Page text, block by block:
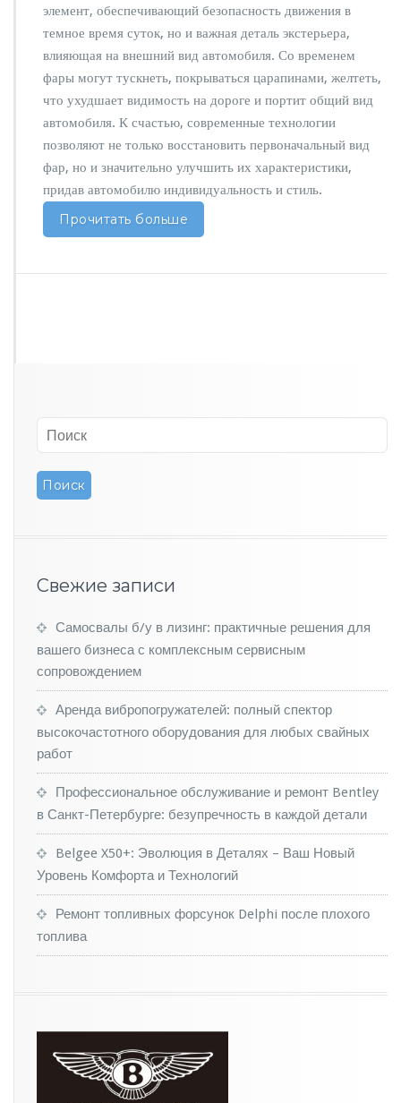
п
р
е
р
а
т
и
е
с
о
элемент, обеспечивающий безопасность движения в
темное время суток, но и важная деталь экстерьера,
влияющая на внешний вид автомобиля. Со временем
фары могут тускнеть, покрываться царапинами, желтеть,
что ухудшает видимость на дороге и портит общий вид
автомобиля. К счастью, современные технологии
позволяют не только восстановить первоначальный вид
фар, но и значительно улучшить их характеристики,
придав автомобилю индивидуальность и стиль.
Прочитать больше
Свежие записи
Самосвалы б/у в лизинг: практичные решения для
вашего бизнеса с комплексным сервисным
сопровождением
Аренда вибропогружателей: полный спектор
высокочастотного оборудования для любых свайных
работ
Профессиональное обслуживание и ремонт Bentley
в Санкт-Петербурге: безупречность в каждой детали
Belgee X50+: Эволюция в Деталях – Ваш Новый
Уровень Комфорта и Технологий
Ремонт топливных форсунок Delphi после плохого
топлива